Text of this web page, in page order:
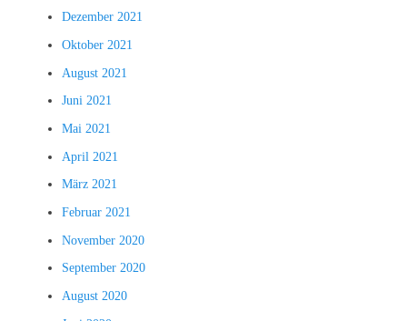
Dezember 2021
Oktober 2021
August 2021
Juni 2021
Mai 2021
April 2021
März 2021
Februar 2021
November 2020
September 2020
August 2020